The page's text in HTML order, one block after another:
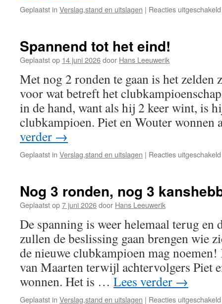
Geplaatst in Verslag,stand en uitslagen | Reacties uitgeschakeld
Spannend tot het eind!
Geplaatst op 14 juni 2026door Hans Leeuwerik
Met nog 2 ronden te gaan is het zelden
voor wat betreft het
in de hand, want als hij 2 keer wint, is
clubkampioen. Piet en Wouter
verder →
Geplaatst in Verslag,stand en uitslagen | Reacties uitgeschakeld
Nog 3 ronden, nog 3
Geplaatst op7 juni 2026door Hans Leeuwerik
De spanning is weer helemaal terug en
zullen de beslissing gaan brengen wie
de nieuwe clubkampioen mag
van Maarten terwijl achtervolgers Piet
wonnen. Het is … Lees verder →
Geplaatst in Verslag,stand en uitslagen | Reacties uitgeschakeld